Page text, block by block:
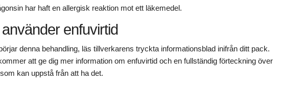
har haft en allergisk reaktion mot ett läkemedel.
enfuvirtid
denna behandling, läs tillverkarens tryckta informationsblad inifrån ditt pack.
att ge dig mer information om enfuvirtid och en fullständig förteckning över
kan uppstå från att ha det.